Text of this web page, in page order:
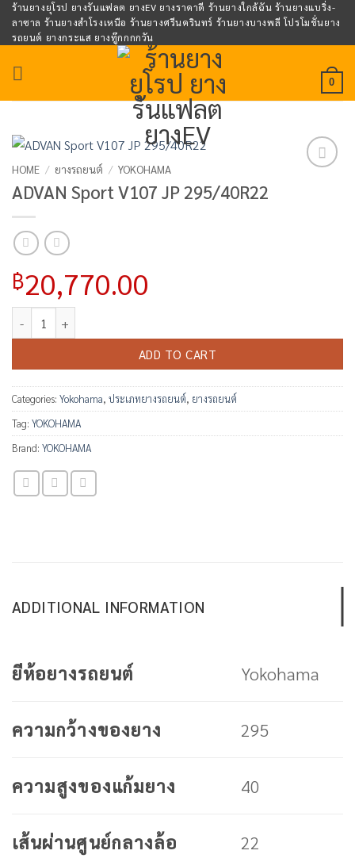
Skip
content
ร้านยางยุโรป ยางรันแฟลต ยางEV ยางราคาดี ร้านยางใกล้ฉัน ร้านยางแบริ่ง-
ลาซาล ร้านยางสำโรงเหนือ ร้านยางศรีนครินทร์ ร้านยางบางพลี โปรโมชั่นยาง
รถยนต์ ยางกระแส ยางทู๊กกกกวัน
0
HOME / ยางรถยนต์ / YOKOHAMA
ADVAN Sport V107 JP 295/40R22
฿20,770.00
ADD TO CART
Categories: Yokohama, ประเภทยางรถยนต์, ยางรถยนต์
Tag: YOKOHAMA
Brand: YOKOHAMA
ADDITIONAL INFORMATION
ยีห้อยางรถยนต์ Yokohama
ความกว้างของยาง 295
ความสูงของแก้มยาง 40
เส้นผ่านศูนย์กลางล้อ 22